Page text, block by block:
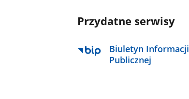
Przydatne serwisy
Biuletyn Informacji
Publicznej